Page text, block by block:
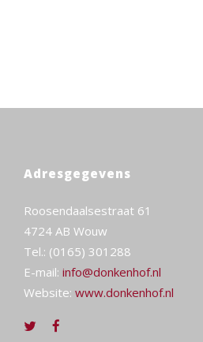
Adresgegevens
Roosendaalsestraat 61
4724 AB Wouw
Tel.: (0165) 301288
E-mail: info@donkenhof.nl
Website: www.donkenhof.nl